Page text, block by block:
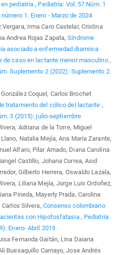
en pediatría, Pediatría: Vol. 57 Núm. 1
1. Enero - Marzo de 2024
Vergara, Irma Caro Castelar, Cristina
Andrea Rojas Zapata,Síndrome
asociado a enfermedad diarreica
de caso en lactante menor masculino ,
Suplemento 2 (2022): Suplemento 2.
Coquel, Carlos Brochet
tratamiento del cólico del lactante ,
3 (2015): julio-septiembre
Adriana de la Torre, Miguel
Natalia Mejía, Ana María Zarante,
Alfaro, Pilar Amado, Diana Carolina
Castillo, Johana Correa, Asid
Gilberto Herrera, Oswaldo Lazala,
Liliana Mejía, Jorge Luis Ordoñez,
Pineda, Mayerly Prada, Carolina
Carlos Silvera, Consenso colombiano
con Hipofosfatasia , Pediatría:
Enero- Abril 2019
Fernanda Gaitán, Lina Daiana
Buesaquillo Camayo, Jose Andrés